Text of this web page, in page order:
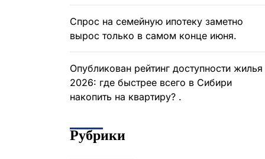
Спрос на семейную ипотеку заметно
вырос только в самом конце июня.
Опубликован рейтинг доступности жилья
2026: где быстрее всего в Сибири
накопить на квартиру? .
Рубрики